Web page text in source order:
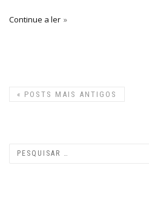
Continue a ler
« POSTS MAIS ANTIGOS